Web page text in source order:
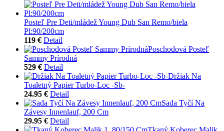
Posteľ Pre Deti/mládež Young Dub San Remo/biela
Pl:90/200cm
119 € Detail
Poschodová Posteľ
Sammy Prírodná
529 € Detail
Držiak Na
Toaletný Papier Turbo-Loc -Sb-
24.95 € Detail
Sada Tyčí Na
Závesy Innenlauf, 200 Cm
29.95 € Detail